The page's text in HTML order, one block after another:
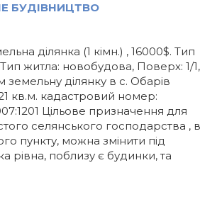
БУДІВНИЦТВО
ділянка (1 кімн.) , 16000$. Тип
житла: новобудова, Поверх: 1/1,
ділянку в с. Обарів
кв.м. кадастровий номер:
Цільове призначення для
селянського господарства , в
пункту, можна змінити під
рівна, поблизу є будинки, та